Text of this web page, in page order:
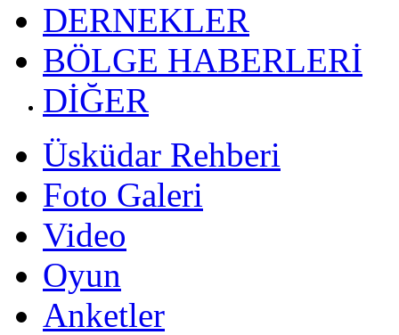
DERNEKLER
BÖLGE HABERLERİ
DİĞER
Üsküdar Rehberi
Foto Galeri
Video
Oyun
Anketler